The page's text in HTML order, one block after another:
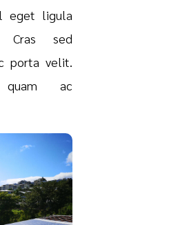
eget ligula
Cras sed
porta velit.
ac